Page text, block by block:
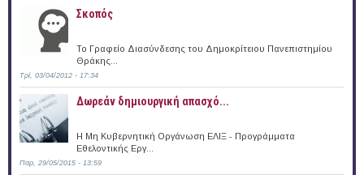
Σκοπός
Το Γραφείο Διασύνδεσης του Δημοκρίτειου Πανεπιστημίου
Θράκης...
Τρί, 03/04/2012 - 17:34
Δωρεάν δημιουργική απασχό...
Η Μη Κυβερνητική Οργάνωση ΕΛΙΞ - Προγράμματα
Εθελοντικής Εργ...
Παρ, 29/05/2015 - 13:59